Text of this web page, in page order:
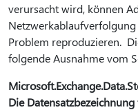
verursacht wird, können
Problem reproduzieren.
folgende Ausnahme vom
Die